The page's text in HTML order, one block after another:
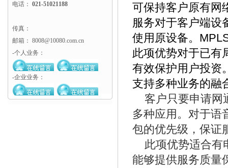
电话： 021-51021188
传真：
邮箱： 8008@10080.com.cn
-个人业务：
-企业业务：
可保持客户原有网
服务对于客户端设
使用原设备。
此项优势对于已有
有效保护用户投资
支持多种业务的融
客户只要申请网
多种应用。对于语
包的优先级，保证
此项优势适合有
能够提供服务质量